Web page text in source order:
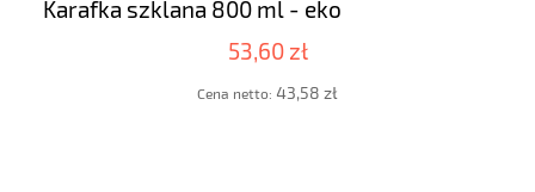
Karafka szklana 800 ml - eko
53,60 zł
Cena netto: 43,58 zł